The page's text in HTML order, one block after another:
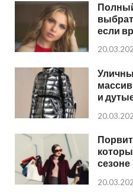
если
и
сезоне